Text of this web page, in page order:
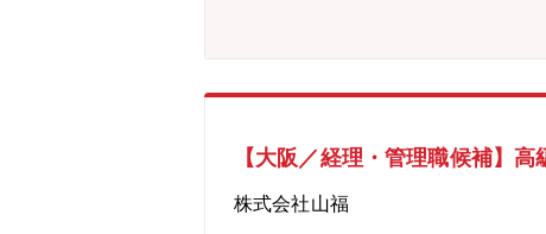
長距離移動が頻発するなどはありませ
【大阪／経理・管理職候補】
株式会社山福